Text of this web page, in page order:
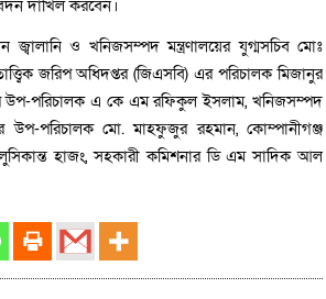
দাখিল করবেন।
জ্বালানি ও খনিজসম্পদ মন্ত্রণালয়ের যুগ্মসচিব মোঃ
জরিপ অধিদপ্তর (জিএসবি) এর পরিচালক মিজানুর
উপ-পরিচালক এ কে এম রফিকুল ইসলাম, খনিজসম্পদ
উপ-পরিচালক মো. মাহফুজুর রহমান, কোম্পানীগঞ্জ
হাজং, সহকারী কমিশনার ডি এম সাদিক আল